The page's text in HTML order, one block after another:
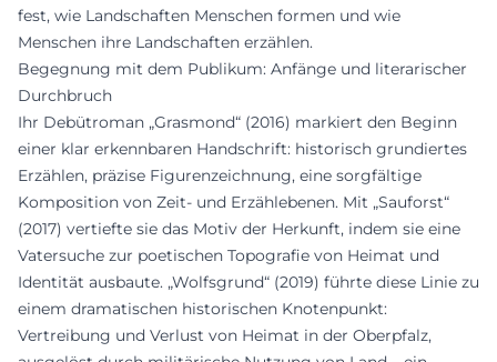
fest, wie Landschaften Menschen formen und wie
Menschen ihre Landschaften erzählen.
Begegnung mit dem Publikum: Anfänge und literarischer
Durchbruch
Ihr Debütroman „Grasmond“ (2016) markiert den Beginn
einer klar erkennbaren Handschrift: historisch grundiertes
Erzählen, präzise Figurenzeichnung, eine sorgfältige
Komposition von Zeit- und Erzählebenen. Mit „Sauforst“
(2017) vertiefte sie das Motiv der Herkunft, indem sie eine
Vatersuche zur poetischen Topografie von Heimat und
Identität ausbaute. „Wolfsgrund“ (2019) führte diese Linie zu
einem dramatischen historischen Knotenpunkt:
Vertreibung und Verlust von Heimat in der Oberpfalz,